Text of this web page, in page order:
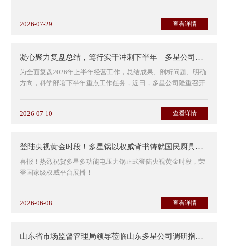
2026-07-29 查看详情
凝心聚力复盘总结，笃行实干冲刺下半年｜多星公司召开2026年半年度工作总结大会
为全面复盘2026年上半年经营工作，总结成果、剖析问题、明确
方向，科学部署下半年重点工作任务，近日，多星公司隆重召开
2026-07-10 查看详情
登陆央视黄金时段！多星锅以权威背书铸就国民厨具标杆
喜报！热烈祝贺多星多功能电压力锅正式登陆央视黄金时段，荣
登国家级权威平台展播！
央视作为国内极具公信力、权威性的主流媒体，对入驻品牌的企
2026-06-08 查看详情
山东省市场监督管理局领导莅临山东多星公司调研指导电热锅产业带发展